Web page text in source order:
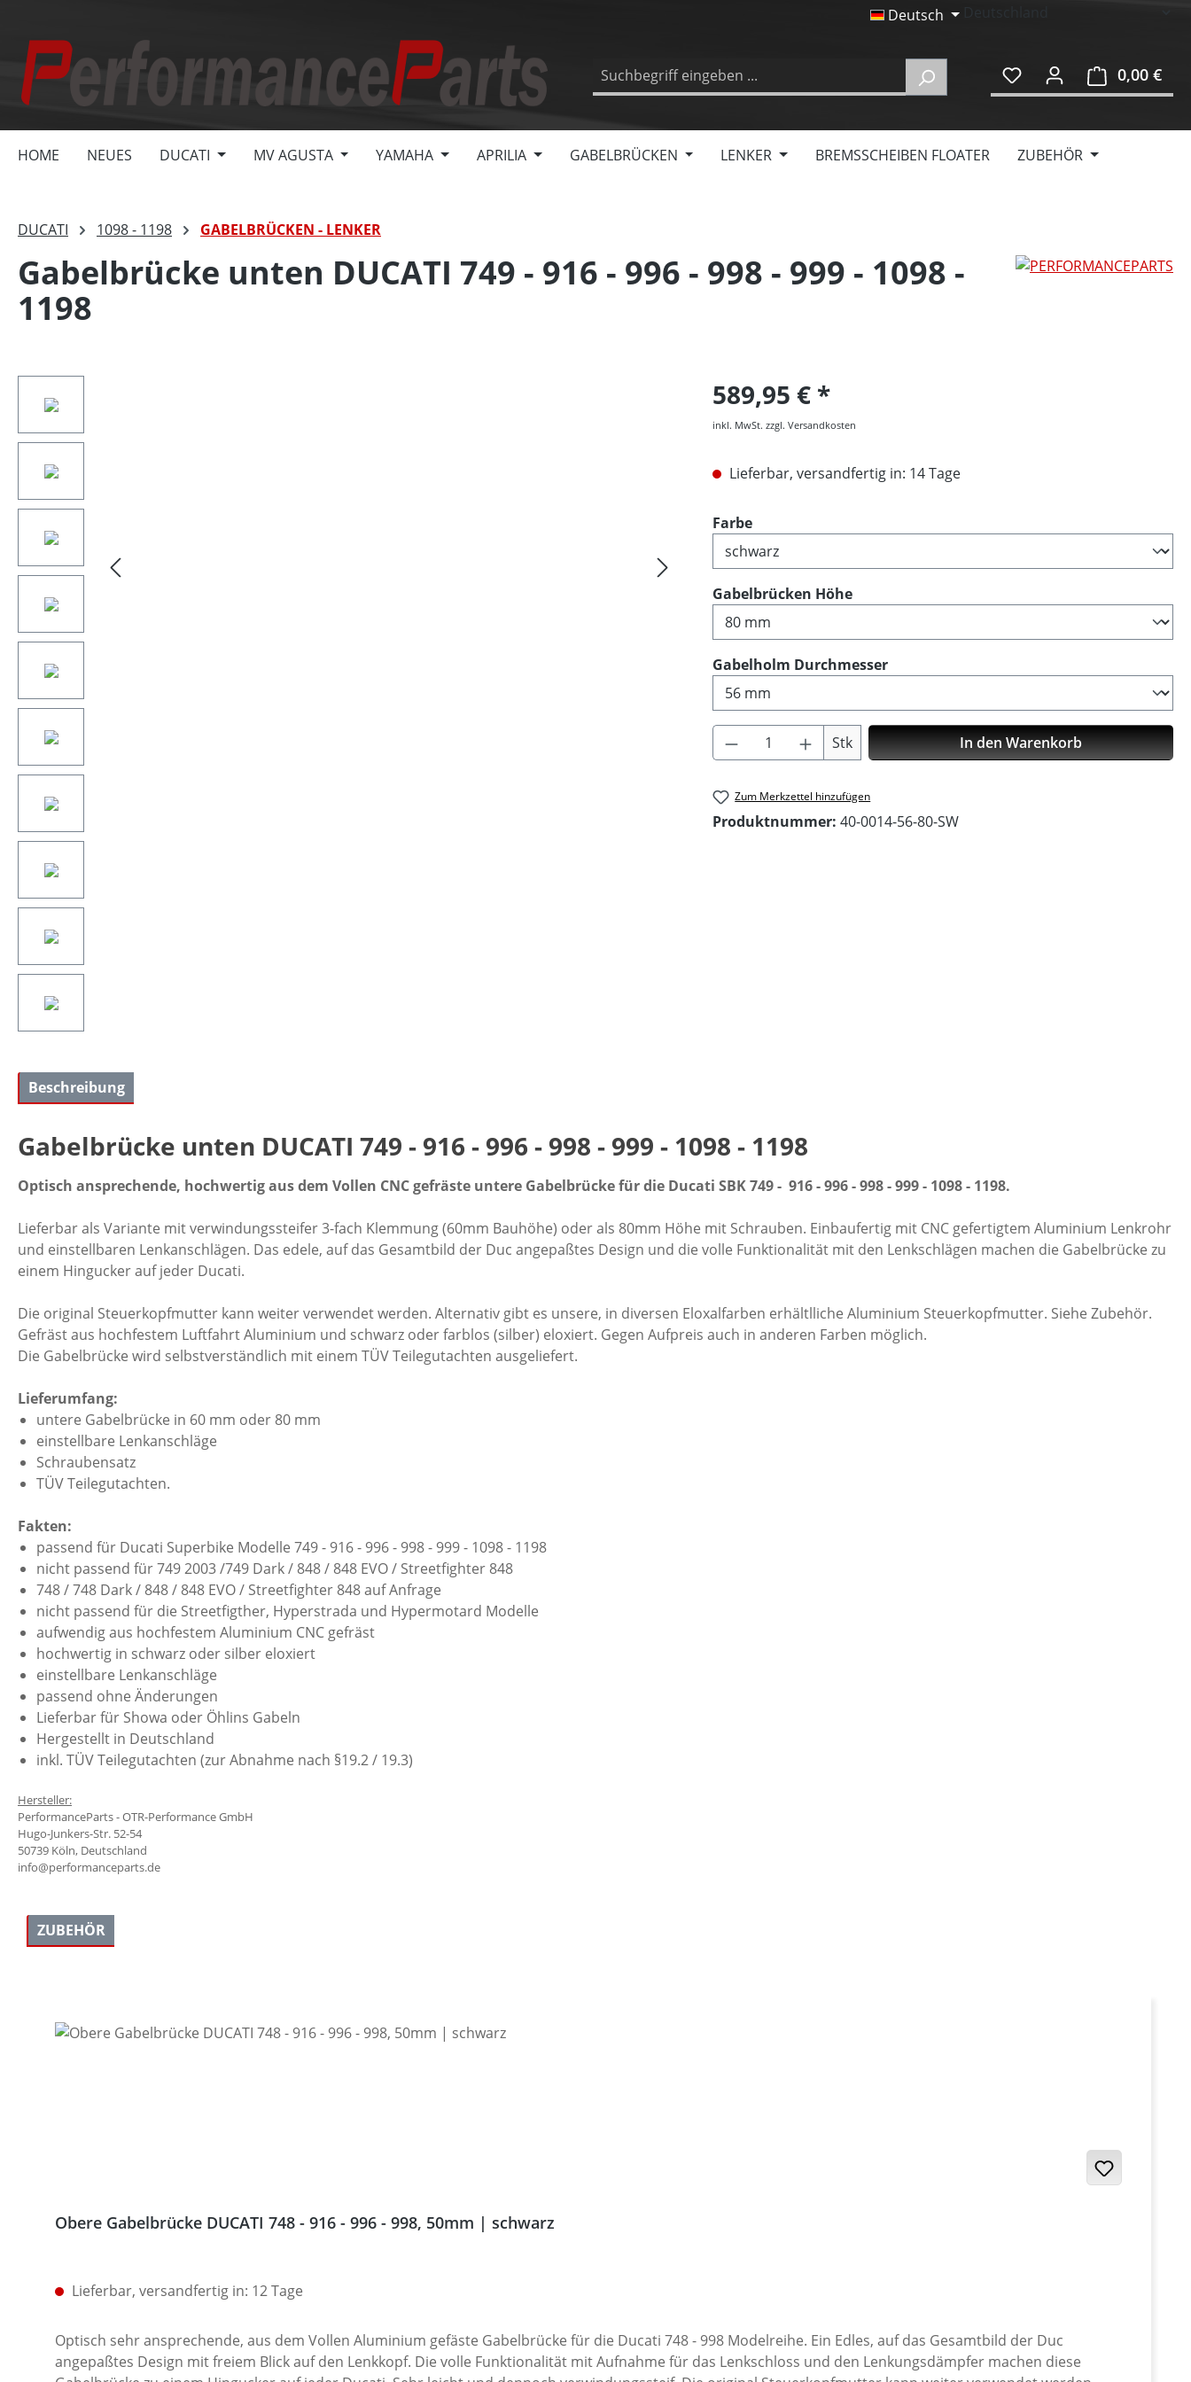
Deutsch
0,00 €
HOME NEUES DUCATI MV AGUSTA YAMAHA APRILIA GABELBRÜCKEN LENKER BREMSSCHEIBEN FLOATER ZUBEHÖR
DUCATI 1098 - 1198 GABELBRÜCKEN - LENKER
Gabelbrücke unten DUCATI 749 - 916 - 996 - 998 - 999 - 1098 -
1198
589,95 €
inkl. MwSt. zzgl. Versandkosten
Lieferbar, versandfertig in: 14 Tage
Farbeauswählen
Gabelbrücken Höheauswählen
Gabelholm Durchmesserauswählen
Produkt Anzahl: Gib den gewünschten Wert
Stk In den Warenkorb
Zum Merkzettel hinzufügen
Produktnummer: 40-0014-56-80-SW
Beschreibung
Gabelbrücke unten DUCATI 749 - 916 - 996 - 998 - 999 - 1098 - 1198
Optisch ansprechende, hochwertig aus dem Vollen CNC gefräste untere Gabelbrücke für die Ducati SBK 749 - 916 - 996 - 998 - 999 - 1098 - 1198.
Lieferbar als Variante mit verwindungssteifer 3-fach Klemmung (60mm Bauhöhe) oder als 80mm Höhe mit Schrauben. Einbaufertig mit CNC gefertigtem Aluminium Lenkrohr
und einstellbaren Lenkanschlägen. Das edele, auf das Gesamtbild der Duc angepaßtes Design und die volle Funktionalität mit den Lenkschlägen machen die Gabelbrücke zu
einem Hingucker auf jeder Ducati.
Die original Steuerkopfmutter kann weiter verwendet werden. Alternativ gibt es unsere, in diversen Eloxalfarben erhältlliche Aluminium Steuerkopfmutter. Siehe Zubehör.
Gefräst aus hochfestem Luftfahrt Aluminium und schwarz oder farblos (silber) eloxiert. Gegen Aufpreis auch in anderen Farben möglich.
Die Gabelbrücke wird selbstverständlich mit einem TÜV Teilegutachten ausgeliefert.
Lieferumfang:
untere Gabelbrücke in 60 mm oder 80 mm
einstellbare Lenkanschläge
Schraubensatz
TÜV Teilegutachten.
Fakten:
passend für Ducati Superbike Modelle 749 - 916 - 996 - 998 - 999 - 1098 - 1198
nicht passend für 749 2003 /749 Dark / 848 / 848 EVO / Streetfighter 848
748 / 748 Dark / 848 / 848 EVO / Streetfighter 848 auf Anfrage
nicht passend für die Streetfigther, Hyperstrada und Hypermotard Modelle
aufwendig aus hochfestem Aluminium CNC gefräst
hochwertig in schwarz oder silber eloxiert
einstellbare Lenkanschläge
passend ohne Änderungen
Lieferbar für Showa oder Öhlins Gabeln
Hergestellt in Deutschland
inkl. TÜV Teilegutachten (zur Abnahme nach §19.2 / 19.3)
Hersteller:
PerformanceParts - OTR-Performance GmbH
Hugo-Junkers-Str. 52-54
50739 Köln, Deutschland
info@performanceparts.de
ZUBEHÖR
Obere Gabelbrücke DUCATI 748 - 916 - 996 - 998, 50mm | schwarz
Lieferbar, versandfertig in: 12 Tage
Optisch sehr ansprechende, aus dem Vollen Aluminium gefäste Gabelbrücke für die Ducati 748 - 998 Modelreihe. Ein Edles, auf das Gesamtbild der Duc
angepaßtes Design mit freiem Blick auf den Lenkkopf. Die volle Funktionalität mit Aufnahme für das Lenkschloss und den Lenkungsdämpfer machen diese